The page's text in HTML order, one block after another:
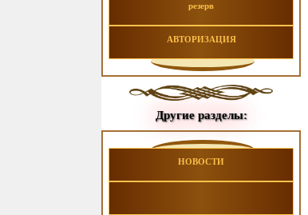
резерв
АВТОРИЗАЦИЯ
Другие разделы:
НОВОСТИ